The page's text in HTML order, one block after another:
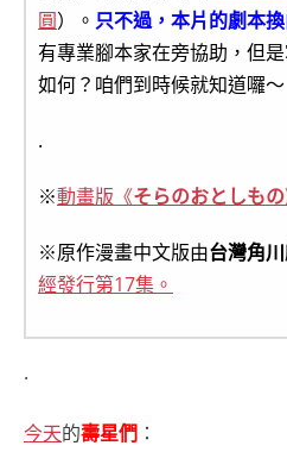
圓）。 只不過，本片的劇本
有專業腳本家在旁協助，但
如何？咱們到時候就知道囉～
.
※動畫版《そらのおとしもの
※原作漫畫中文版由台灣角川
經發行第17集。
.
今天的壽星們 ：